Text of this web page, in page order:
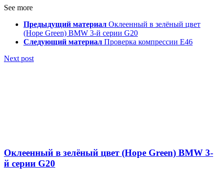
See more
Предыдущий материал Оклеенный в зелёный цвет
(Hope Green) BMW 3-й серии G20
Следующий материал Проверка компрессии E46
Next post
Оклеенный в зелёный цвет (Hope Green) BMW 3-
й серии G20